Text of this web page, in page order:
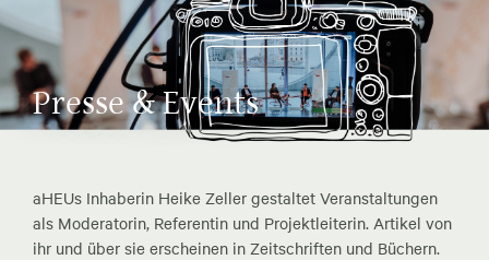
Presse & Events
aHEUs Inhaberin Heike Zeller gestaltet Veranstaltungen
als Moderatorin, Referentin und Projektleiterin. Artikel von
ihr und über sie erscheinen in Zeitschriften und Büchern.